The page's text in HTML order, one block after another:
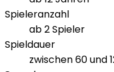
Spieleranzahl
ab 2 Spieler
Spieldauer
zwischen 60 und